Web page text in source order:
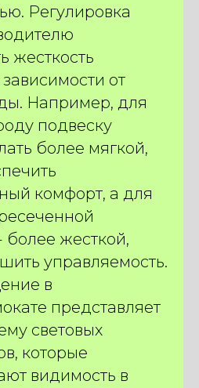
Регулировка
жесткость
от
Например, для
подвеску
более мягкой,
комфорт, а для
более жесткой,
управляемость.
в
представляет
световых
которые
видимость в
ВАС